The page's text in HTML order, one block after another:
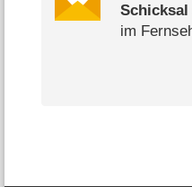
Schicksal
im